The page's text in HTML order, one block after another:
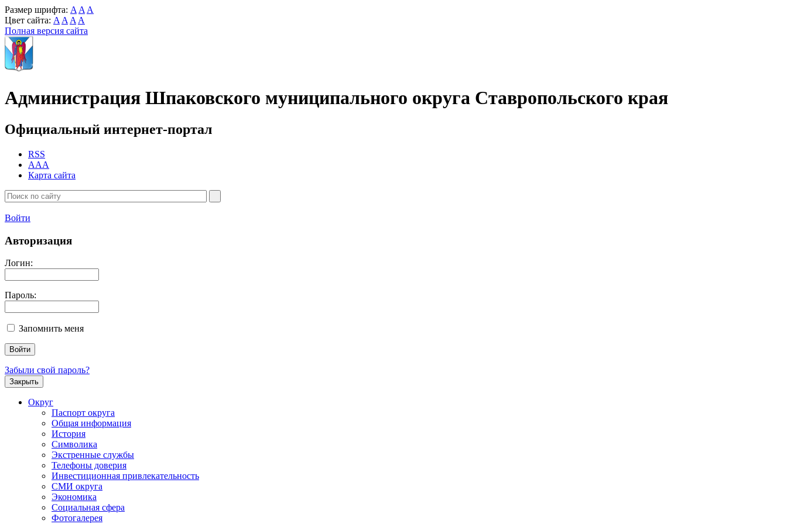
Размер шрифта: A A A
Цвет сайта: A A A A
Полная версия сайта
Администрация Шпаковского муниципального округа Ставропольского края
Официальный интернет-портал
RSS
AAA
Карта сайта
Войти
Авторизация
Логин:
Пароль:
Запомнить меня
Забыли свой пароль?
Закрыть
Округ
Паспорт округа
Общая информация
История
Символика
Экстренные службы
Телефоны доверия
Инвестиционная привлекательность
СМИ округа
Экономика
Социальная сфера
Фотогалерея